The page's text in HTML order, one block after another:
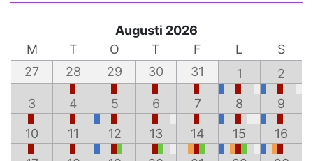
Augusti 2026
M
T O T F L
S
27
28 29 30 31 1 2
3 4 5 6 7 8 9
10 11 12 13 14 15 16